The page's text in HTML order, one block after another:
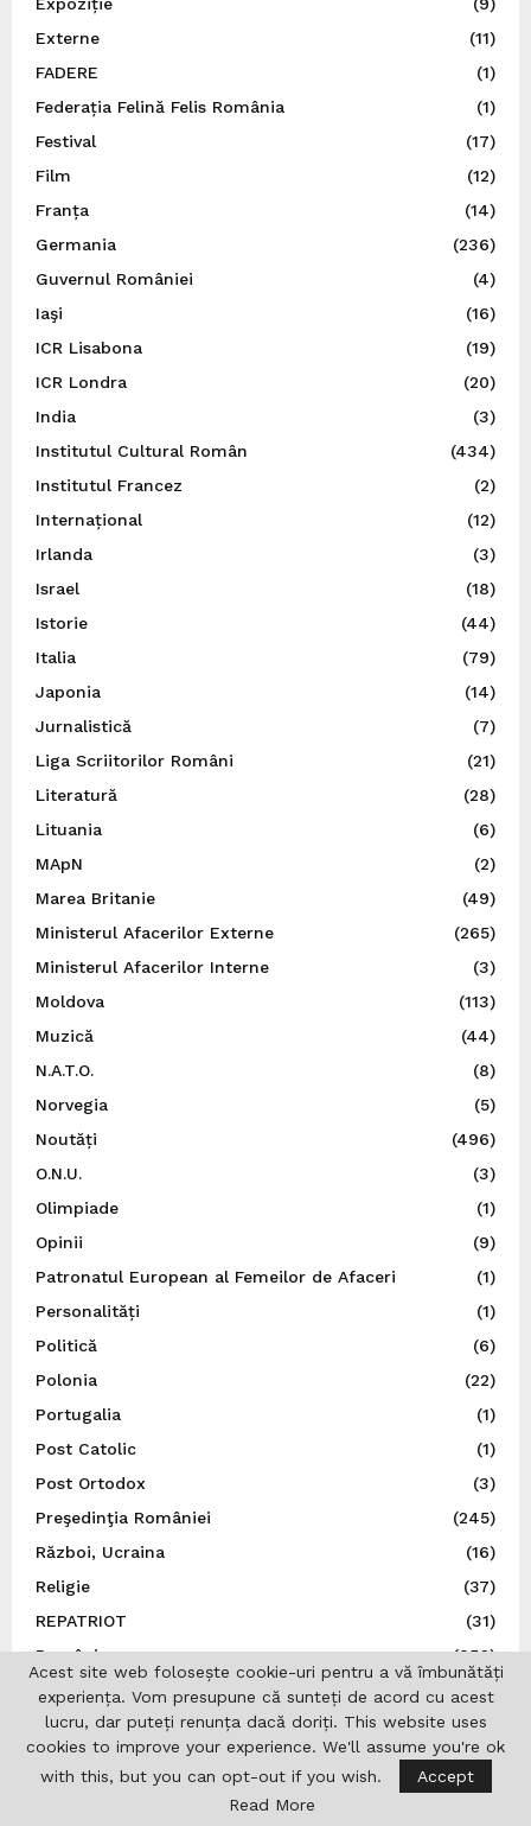
Externe
(11)
FADERE
(1)
Federația Felină Felis România
(1)
Festival
(17)
Film
(12)
Franța
(14)
Germania
(236)
Guvernul României
(4)
Iaşi
(16)
ICR Lisabona
(19)
ICR Londra
(20)
India
(3)
Institutul Cultural Român
(434)
Institutul Francez
(2)
Internațional
(12)
Irlanda
(3)
Israel
(18)
Istorie
(44)
Italia
(79)
Japonia
(14)
Jurnalistică
(7)
Liga Scriitorilor Români
(21)
Literatură
(28)
Lituania
(6)
MApN
(2)
Marea Britanie
(49)
Ministerul Afacerilor Externe
(265)
Ministerul Afacerilor Interne
(3)
Moldova
(113)
Muzică
(44)
N.A.T.O.
(8)
Norvegia
(5)
Noutăți
(496)
O.N.U.
(3)
Olimpiade
(1)
Opinii
(9)
Patronatul European al Femeilor de Afaceri
(1)
Personalități
(1)
Politică
(6)
Polonia
(22)
Portugalia
(1)
Post Catolic
(1)
Post Ortodox
(3)
Preşedinţia României
(245)
Război, Ucraina
(16)
Religie
(37)
REPATRIOT
(31)
România
(856)
(37)
San Marino
(1)
Sănătate
(6)
(5)
Acest site web folosește cookie-uri pentru a vă îmbunătăți
experiența. Vom presupune că sunteți de acord cu acest
lucru, dar puteți renunța dacă doriți. This website uses
cookies to improve your experience. We'll assume you're ok
with this, but you can opt-out if you wish.
Accept
Read More